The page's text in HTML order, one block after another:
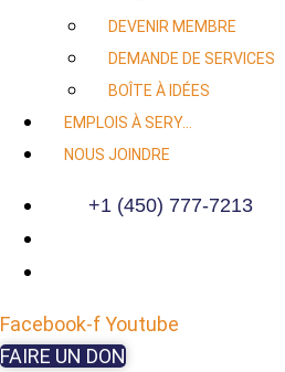
DEVENIR MEMBRE
DEMANDE DE SERVICES
BOÎTE À IDÉES
EMPLOIS À SERY…
NOUS JOINDRE
+1 (450) 777-7213
Facebook-fYoutube
FAIRE UN DON